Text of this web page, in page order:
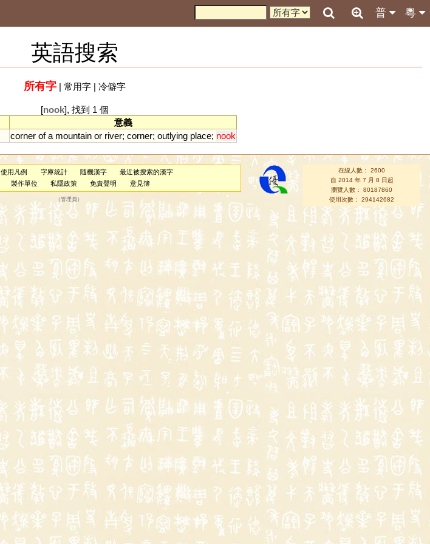
粵
普
英語搜索
所有字| 常用字| 冷僻字
[nook], 找到 1 個
意義
corner of a mountain or river; corner; outlying place; nook
使用凡例 字庫統計 隨機漢字
最近被搜索的漢字
製作單位 私隱政策 免責聲明 意見簿
（管理員 ）
在線人數： 2600
自 2014 年 7 月 8 日起
瀏覽人數： 80187860
使用次數： 294142682